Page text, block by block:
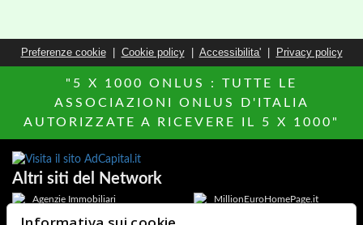
Preferenze cookie| Cookie policy| Accessibilita'| Privacy policy
"5 X 1000 ONLUS : TUTTE LE
ASSOCIAZIONI ONLUS D'ITALIA
AUTORIZZATE A RICEVERE IL 5 X 1000"
Altri siti del Network
Agenzie Immobiliari MillionEuroHomePage.it
Hotels Italia